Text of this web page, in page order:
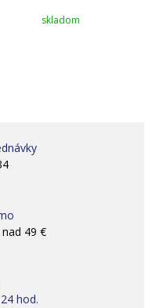
skladom
49 €
hod.